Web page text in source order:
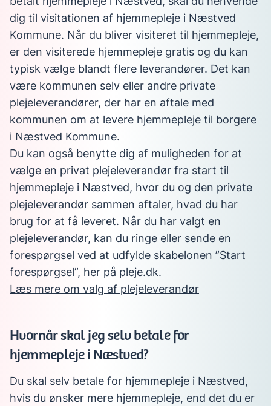
dig til visitationen af hjemmepleje i Næstved
Kommune. Når du bliver visiteret til hjemmepleje,
er den visiterede hjemmepleje gratis og du kan
typisk vælge blandt flere leverandører. Det kan
være kommunen selv eller andre private
plejeleverandører, der har en aftale med
kommunen om at levere hjemmepleje til borgere
i Næstved Kommune.
Du kan også benytte dig af muligheden for at
vælge en privat plejeleverandør fra start til
hjemmepleje i Næstved, hvor du og den private
plejeleverandør sammen aftaler, hvad du har
brug for at få leveret. Når du har valgt en
plejeleverandør, kan du ringe eller sende en
forespørgsel ved at udfylde skabelonen ”Start
forespørgsel”, her på pleje.dk.
Læs mere om valg af plejeleverandør
Hvornår skal jeg selv betale for
hjemmepleje i Næstved?
Du skal selv betale for hjemmepleje i Næstved,
hvis du ønsker mere hjemmepleje, end det du er